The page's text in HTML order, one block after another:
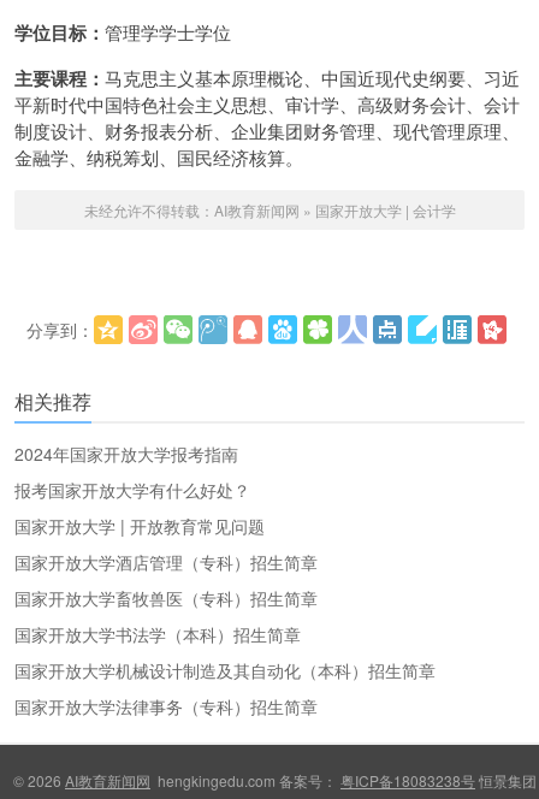
学位目标： 管理学学士学位
主要课程： 马克思主义基本原理概论、中国近现代史纲要、习近
平新时代中国特色社会主义思想、审计学、高级财务会计、会计
制度设计、财务报表分析、企业集团财务管理、现代管理原理、
金融学、纳税筹划、国民经济核算。
未经允许不得转载： AI教育新闻网 » 国家开放大学 | 会计学
分享到：
相关推荐
2024年国家开放大学报考指南
报考国家开放大学有什么好处？
国家开放大学 | 开放教育常见问题
国家开放大学酒店管理（专科）招生简章
国家开放大学畜牧兽医（专科）招生简章
国家开放大学书法学（本科）招生简章
国家开放大学机械设计制造及其自动化（本科）招生简章
国家开放大学法律事务（专科）招生简章
© 2026 AI教育新闻网 hengkingedu.com 备案号： 粤ICP备18083238号恒景集团